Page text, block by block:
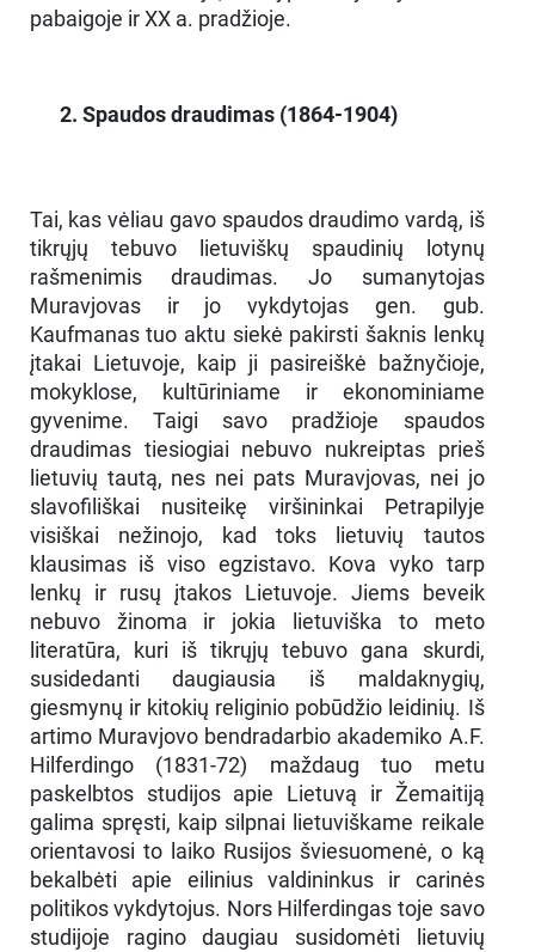
pabaigoje ir XX a. pradžioje.
2. Spaudos draudimas (1864-1904)
Tai, kas vėliau gavo spaudos draudimo vardą, iš
tikrųjų tebuvo lietuviškų spaudinių lotynų
rašmenimis draudimas. Jo sumanytojas
Muravjovas ir jo vykdytojas gen. gub.
Kaufmanas tuo aktu siekė pakirsti šaknis lenkų
įtakai Lietuvoje, kaip ji pasireiškė bažnyčioje,
mokyklose, kultūriniame ir ekonominiame
gyvenime. Taigi savo pradžioje spaudos
draudimas tiesiogiai nebuvo nukreiptas prieš
lietuvių tautą, nes nei pats Muravjovas, nei jo
slavofiliškai nusiteikę viršininkai Petrapilyje
visiškai nežinojo, kad toks lietuvių tautos
klausimas iš viso egzistavo. Kova vyko tarp
lenkų ir rusų įtakos Lietuvoje. Jiems beveik
nebuvo žinoma ir jokia lietuviška to meto
literatūra, kuri iš tikrųjų tebuvo gana skurdi,
susidedanti daugiausia iš maldaknygių,
giesmynų ir kitokių religinio pobūdžio leidinių. Iš
artimo Muravjovo bendradarbio akademiko A.F.
Hilferdingo (1831-72) maždaug tuo metu
paskelbtos studijos apie Lietuvą ir Žemaitiją
galima spręsti, kaip silpnai lietuviškame reikale
orientavosi to laiko Rusijos šviesuomenė, o ką
bekalbėti apie eilinius valdininkus ir carinės
politikos vykdytojus. Nors Hilferdingas toje savo
studijoje ragino daugiau susidomėti lietuvių